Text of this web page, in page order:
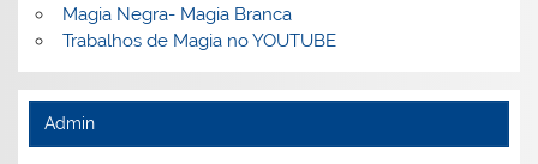
Magia Negra- Magia Branca
Trabalhos de Magia no YOUTUBE
Admin